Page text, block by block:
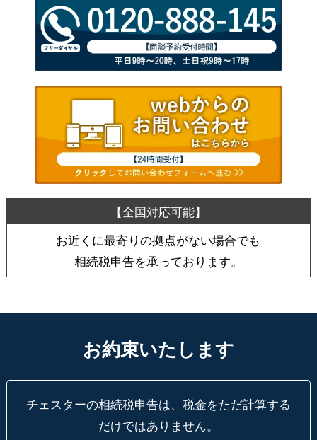
お近くに最寄りの拠点がない場合でも
相続税申告を承っております。
お約束いたします
チェスターの相続税申告は、税金をただ計算する
だけではありません。